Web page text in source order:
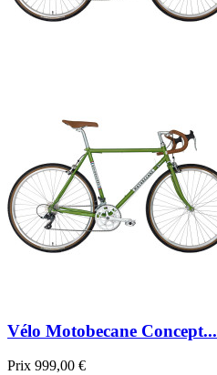
Vélo Motobecane Concept...
Prix 999,00 €